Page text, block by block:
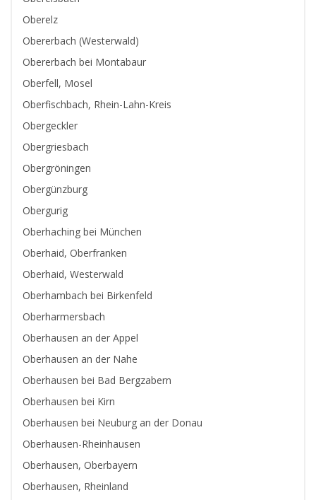
Oberelz
Obererbach (Westerwald)
Obererbach bei Montabaur
Oberfell, Mosel
Oberfischbach, Rhein-Lahn-Kreis
Obergeckler
Obergriesbach
Obergröningen
Obergünzburg
Obergurig
Oberhaching bei München
Oberhaid, Oberfranken
Oberhaid, Westerwald
Oberhambach bei Birkenfeld
Oberharmersbach
Oberhausen an der Appel
Oberhausen an der Nahe
Oberhausen bei Bad Bergzabern
Oberhausen bei Kirn
Oberhausen bei Neuburg an der Donau
Oberhausen-Rheinhausen
Oberhausen, Oberbayern
Oberhausen, Rheinland